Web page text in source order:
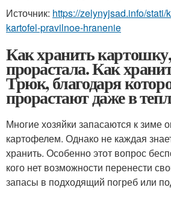
Источник: https://zelynyjsad.info/stati/
kartofel-pravilnoe-hranenie
Как хранить
прорастала. Как
Трюк, благодаря
прорастают даже в
Многие хозяйки запасаются к зиме
картофелем. Однако не каждая
хранить. Особенно этот вопрос
кого нет возможности перенести
запасы в подходящий погреб или